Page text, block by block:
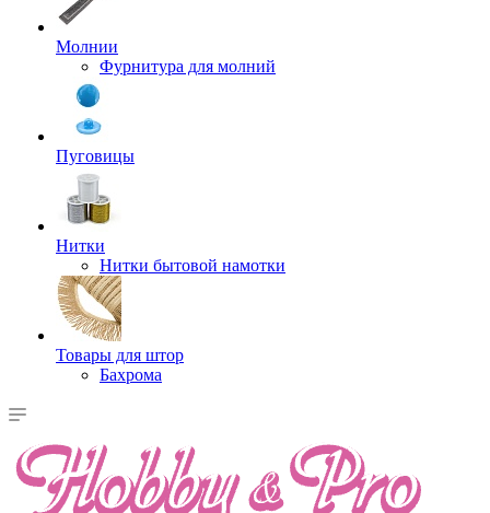
Молнии
Фурнитура для молний
Пуговицы
Нитки
Нитки бытовой намотки
Товары для штор
Бахрома